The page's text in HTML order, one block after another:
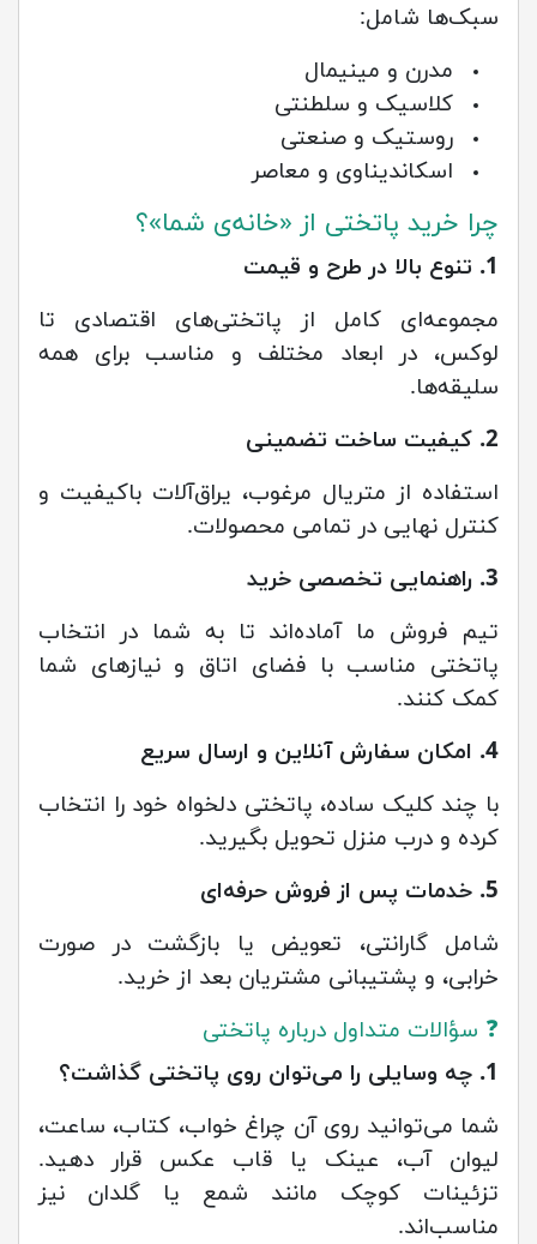
سبک‌ها شامل:
مدرن و مینیمال
کلاسیک و سلطنتی
روستیک و صنعتی
اسکاندیناوی و معاصر
چرا خرید پاتختی از «خانه‌ی شما»؟
1. تنوع بالا در طرح و قیمت
مجموعه‌ای کامل از پاتختی‌های اقتصادی تا
لوکس، در ابعاد مختلف و مناسب برای همه
سلیقه‌ها.
2. کیفیت ساخت تضمینی
استفاده از متریال مرغوب، یراق‌آلات باکیفیت و
کنترل نهایی در تمامی محصولات.
3. راهنمایی تخصصی خرید
تیم فروش ما آماده‌اند تا به شما در انتخاب
پاتختی مناسب با فضای اتاق و نیازهای شما
کمک کنند.
4. امکان سفارش آنلاین و ارسال سریع
با چند کلیک ساده، پاتختی دلخواه خود را انتخاب
کرده و درب منزل تحویل بگیرید.
5. خدمات پس از فروش حرفه‌ای
شامل گارانتی، تعویض یا بازگشت در صورت
خرابی، و پشتیبانی مشتریان بعد از خرید.
❓ سؤالات متداول درباره پاتختی
1. چه وسایلی را می‌توان روی پاتختی گذاشت؟
شما می‌توانید روی آن چراغ خواب، کتاب، ساعت،
لیوان آب، عینک یا قاب عکس قرار دهید.
تزئینات کوچک مانند شمع یا گلدان نیز
مناسب‌اند.